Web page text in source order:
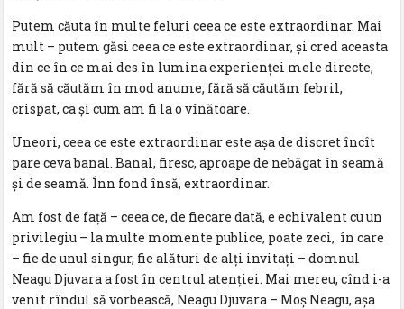
Putem căuta în multe feluri ceea ce este extraordinar. Mai
mult – putem găsi ceea ce este extraordinar, şi cred aceasta
din ce în ce mai des în lumina experienţei mele directe,
fără să căutăm în mod anume; fără să căutăm febril,
crispat, ca şi cum am fi la o vînătoare.
Uneori, ceea ce este extraordinar este aşa de discret încît
pare ceva banal. Banal, firesc, aproape de nebăgat în seamă
şi de seamă. Înn fond însă, extraordinar.
Am fost de faţă – ceea ce, de fiecare dată, e echivalent cu un
privilegiu – la multe momente publice, poate zeci, în care
– fie de unul singur, fie alături de alţi invitaţi – domnul
Neagu Djuvara a fost în centrul atenţiei. Mai mereu, cînd i-a
venit rîndul să vorbească, Neagu Djuvara – Moş Neagu, aşa